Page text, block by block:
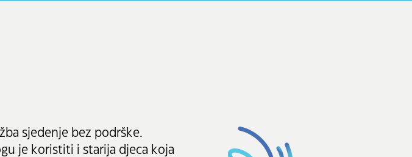
sjedenje bez podrške.
je koristiti i starija djeca koja